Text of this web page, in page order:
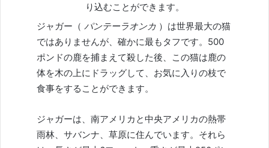
り込むことができます。
ジャガー（ パンテーラオンカ ）は世界最大の猫
ではありませんが、確かに最もタフです。500
ポンドの鹿を捕まえて殺した後、この猫は鹿の
体を木の上にドラッグして、お気に入りの枝で
食事をすることができます。
ジャガーは、南アメリカと中央アメリカの熱帯
雨林、サバンナ、草原に住んでいます。それら